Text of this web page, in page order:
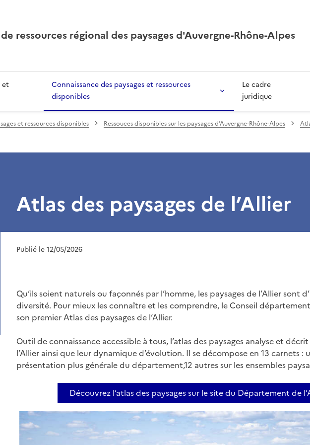
ressources régional des paysages d'Auvergne-Rhône-Alpes
et
Connaissance des paysages et ressources
disponibles
Le cadre
juridique
et ressources disponibles Ressouces disponibles sur les paysages d’Auvergne-Rhône-Alpes
Atlas des paysages de l’Allier
Publié le 12/05/2026
Qu’ils soient naturels ou façonnés par l’homme, les paysages de l’Allier sont
diversité. Pour mieux les connaître et les comprendre, le Conseil
son premier Atlas des paysages de l’Allier.
Outil de connaissance accessible à tous, l’atlas des paysages analyse et
l’Allier ainsi que leur dynamique d’évolution. Il se décompose en 13 carnets :
présentation plus générale du département,12 autres sur les ensembles
Découvrez l’atlas des paysages sur le site du Département de